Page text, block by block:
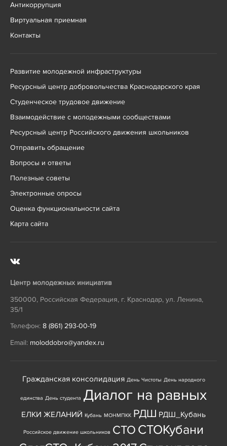
Антикоррупция
Виртуальная приемная
Контакты
Развитие молодежной инфраструктуры
Ресурсный центр добровольчества Краснодарского края
Студенческое трудовое движение
Взаимодействие с молодежными сообществами
Ресурсный центр Российского движения школьников
Отправить обращение
Вопросы и ответы
Полезные советы
Электронные опросы
Оценка функциональности сайта
Карта сайта
Центр молодежных инициатив
350000, Российская Федерация, г. Краснодар, ул. Ленина,
35/1
Телефон: 8 (861) 293-00-19
Email: moloddobro@yandex.ru
Гражданская консолидация День Чистоты День народного
единства День студента Диалог на равных
ЕЛКИ ЖЕЛАНИЙ Кубань МОНМПКК РДШ РДШ_Кубань
Российское движение школьников СТО СТОКубани